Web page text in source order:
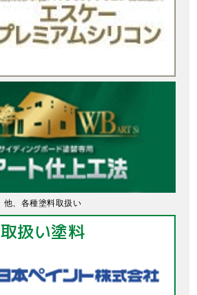
他、各種塗料取扱い
取扱い塗料